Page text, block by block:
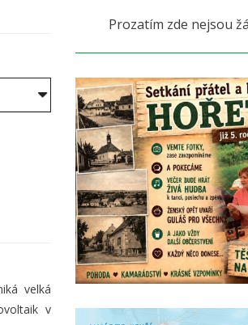
velká
v
Prozatím zde nejsou